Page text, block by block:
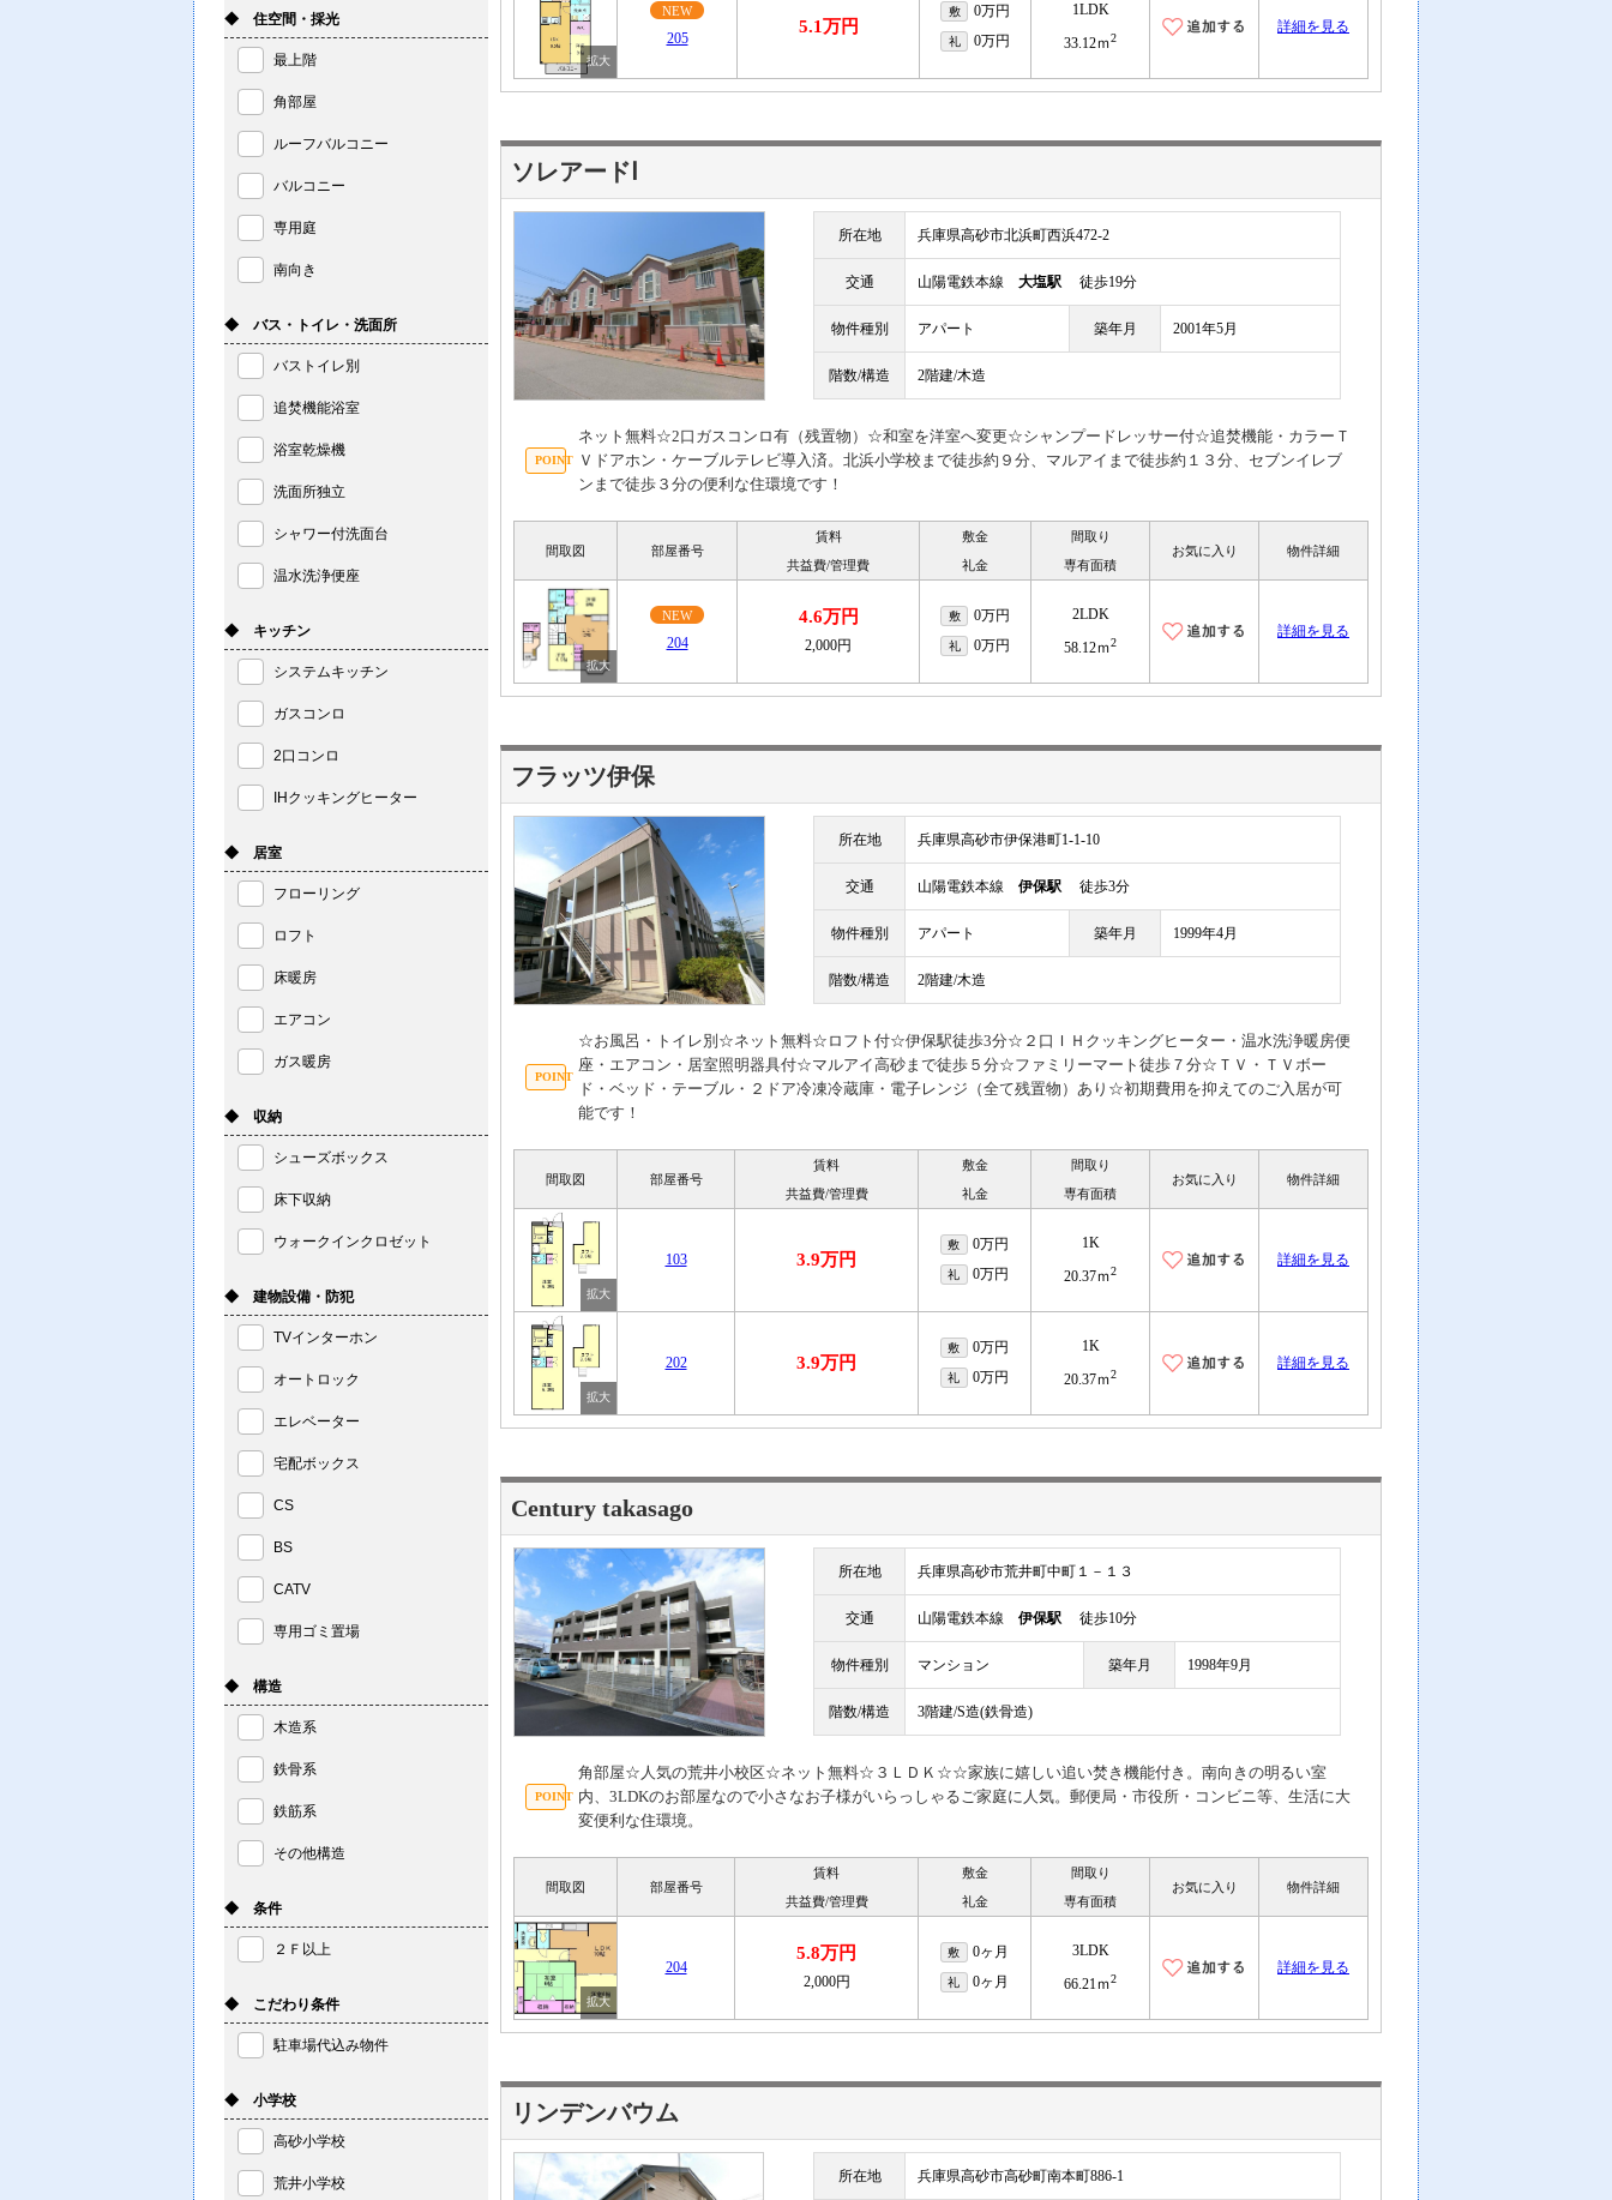
NEW
205
5.1万円
敷 0万円
礼 0万円
1LDK
33.12ｍ2
詳細を見る
ソレアードⅠ
所在地 兵庫県高砂市北浜町西浜472-2
交通 山陽電鉄本線 大塩駅 徒歩19分
物件種別 アパート 築年月 2001年5月
階数/構造 2階建/木造
ネット無料☆2口ガスコンロ有（残置物）☆和室を洋室へ変更☆シャンプードレッサー付☆追焚機能・カラーＴ
Ｖドアホン・ケーブルテレビ導入済。北浜小学校まで徒歩約９分、マルアイまで徒歩約１３分、セブンイレブ
ンまで徒歩３分の便利な住環境です！
間取図 部屋番号
賃料
共益費/管理費
敷金
礼金
間取り
専有面積
お気に入り 物件詳細
NEW
204
4.6万円
2,000円
敷 0万円
礼 0万円
2LDK
58.12ｍ2
詳細を見る
フラッツ伊保
所在地 兵庫県高砂市伊保港町1-1-10
交通 山陽電鉄本線 伊保駅 徒歩3分
物件種別 アパート 築年月 1999年4月
階数/構造 2階建/木造
☆お風呂・トイレ別☆ネット無料☆ロフト付☆伊保駅徒歩3分☆２口ＩＨクッキングヒーター・温水洗浄暖房便
座・エアコン・居室照明器具付☆マルアイ高砂まで徒歩５分☆ファミリーマート徒歩７分☆ＴＶ・ＴＶボー
ド・ベッド・テーブル・２ドア冷凍冷蔵庫・電子レンジ（全て残置物）あり☆初期費用を抑えてのご入居が可
能です！
間取図 部屋番号
賃料
共益費/管理費
敷金
礼金
間取り
専有面積
お気に入り 物件詳細
103 3.9万円
敷 0万円
礼 0万円
1K
20.37ｍ2
詳細を見る
202 3.9万円
敷 0万円
礼 0万円
1K
20.37ｍ2
詳細を見る
Century takasago
所在地 兵庫県高砂市荒井町中町１－１３
交通 山陽電鉄本線 伊保駅 徒歩10分
物件種別 マンション 築年月 1998年9月
階数/構造 3階建/S造(鉄骨造)
角部屋☆人気の荒井小校区☆ネット無料☆３ＬＤＫ☆☆家族に嬉しい追い焚き機能付き。南向きの明るい室
内、3LDKのお部屋なので小さなお子様がいらっしゃるご家庭に人気。郵便局・市役所・コンビニ等、生活に大
変便利な住環境。
間取図 部屋番号
賃料
共益費/管理費
敷金
礼金
間取り
専有面積
お気に入り 物件詳細
204
5.8万円
2,000円
敷 0ヶ月
礼 0ヶ月
3LDK
66.21ｍ2
詳細を見る
リンデンバウム
所在地 兵庫県高砂市高砂町南本町886-1
◆ 住空間・採光
最上階
角部屋
ルーフバルコニー
バルコニー
専用庭
南向き
◆ バス・トイレ・洗面所
バストイレ別
追焚機能浴室
浴室乾燥機
洗面所独立
シャワー付洗面台
温水洗浄便座
◆ キッチン
システムキッチン
ガスコンロ
2口コンロ
IHクッキングヒーター
◆ 居室
フローリング
ロフト
床暖房
エアコン
ガス暖房
◆ 収納
シューズボックス
床下収納
ウォークインクロゼット
◆ 建物設備・防犯
TVインターホン
オートロック
エレベーター
宅配ボックス
CS
BS
CATV
専用ゴミ置場
◆ 構造
木造系
鉄骨系
鉄筋系
その他構造
◆ 条件
２Ｆ以上
◆ こだわり条件
駐車場代込み物件
◆ 小学校
高砂小学校
荒井小学校